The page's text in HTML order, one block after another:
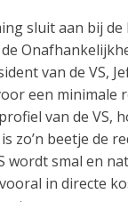
sluit aan bij
van de VS,
een minimale
van de VS,
zo’n beetje de
wordt smal en
in directe